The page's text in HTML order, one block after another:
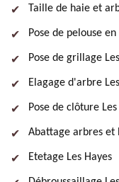
Taille de haie et
Pose de pelouse
Pose de grillage
Elagage d'arbre
Pose de clôture
Abattage arbres et
Etetage Les Hayes